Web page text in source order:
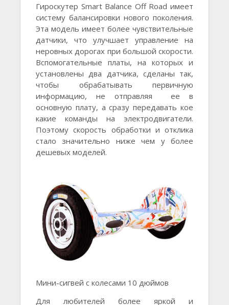
Гироскутер Smart Balance Off Road имеет
систему балансировки нового поколения.
Эта модель имеет более чувствительные
датчики, что улучшает управление на
неровных дорогах при большой скорости.
Вспомогательные платы, на которых и
установлены два датчика, сделаны так,
чтобы обрабатывать первичную
информацию, не отправляя ее в
основную плату, а сразу передавать кое
какие команды на электродвигатели.
Поэтому скорость обработки и отклика
стало значительно ниже чем у более
дешевых моделей.
Мини-сигвей с колесами 10 дюймов
Для любителей более яркой и